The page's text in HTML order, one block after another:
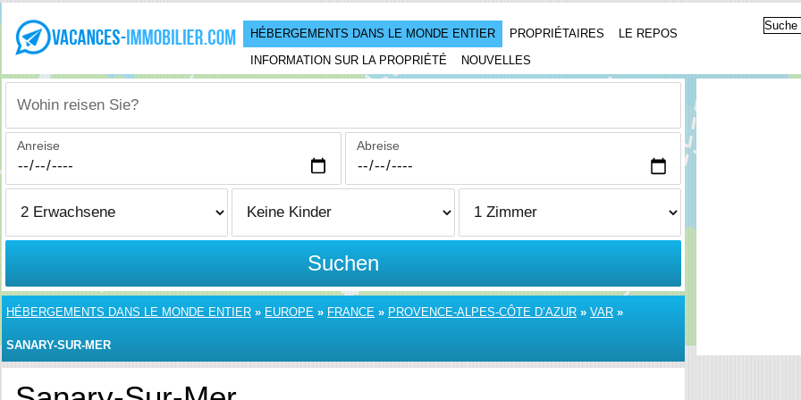
HÉBERGEMENTS DANS LE MONDE ENTIER PROPRIÉTAIRES
LE REPOS
INFORMATION SUR LA PROPRIÉTÉ
NOUVELLES
Wohin reisen Sie?
Anreise Abreise
Suchen
HÉBERGEMENTS DANS LE MONDE ENTIER » EUROPE » FRANCE » PROVENCE-ALPES-CÔTE D’AZUR » VAR »
SANARY-SUR-MER